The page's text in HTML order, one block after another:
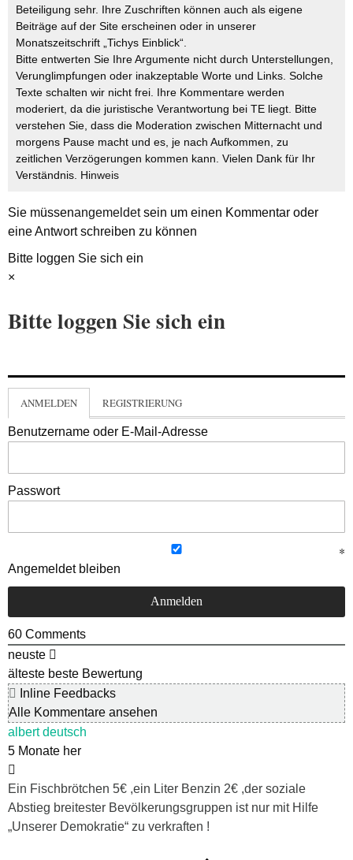
Beteiligung sehr. Ihre Zuschriften können auch als eigene
Beiträge auf der Site erscheinen oder in unserer
Monatszeitschrift „Tichys Einblick“.
Bitte entwerten Sie Ihre Argumente nicht durch Unterstellungen,
Verunglimpfungen oder inakzeptable Worte und Links. Solche
Texte schalten wir nicht frei. Ihre Kommentare werden
moderiert, da die juristische Verantwortung bei TE liegt. Bitte
verstehen Sie, dass die Moderation zwischen Mitternacht und
morgens Pause macht und es, je nach Aufkommen, zu
zeitlichen Verzögerungen kommen kann. Vielen Dank für Ihr
Verständnis. Hinweis
Sie müssenangemeldetsein um einen Kommentar oder
eine Antwort schreiben zu können
Bitte loggen Sie sich ein
×
Bitte loggen Sie sich ein
ANMELDEN REGISTRIERUNG
Benutzername oder E-Mail-Adresse
Passwort
Angemeldet bleiben
60 Comments
neuste
älteste beste Bewertung
Inline Feedbacks
Alle Kommentare ansehen
albert deutsch
5 Monate her
Ein Fischbrötchen 5€ ,ein Liter Benzin 2€ ,der soziale
Abstieg breitester Bevölkerungsgruppen ist nur mit Hilfe
„Unserer Demokratie“ zu verkraften !